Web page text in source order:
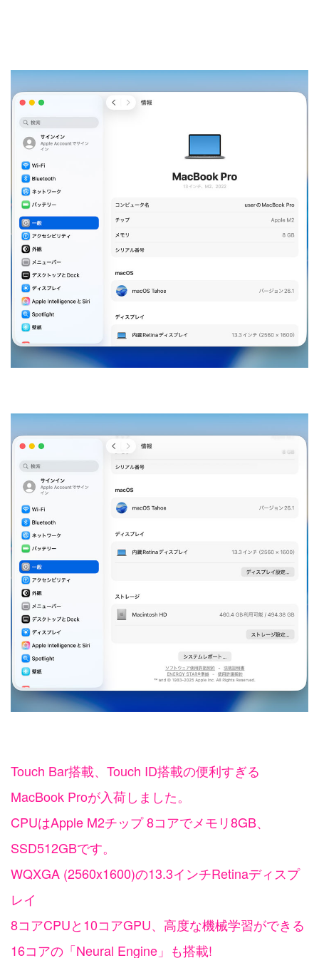
Touch Bar搭載、Touch ID搭載の便利すぎる
MacBook Proが入荷しました。
CPUはApple M2チップ 8コアでメモリ8GB、
SSD512GBです。
WQXGA (2560x1600)の13.3インチRetinaディスプ
レイ
8コアCPUと10コアGPU、高度な機械学習ができる
16コアの「Neural Engine」も搭載!